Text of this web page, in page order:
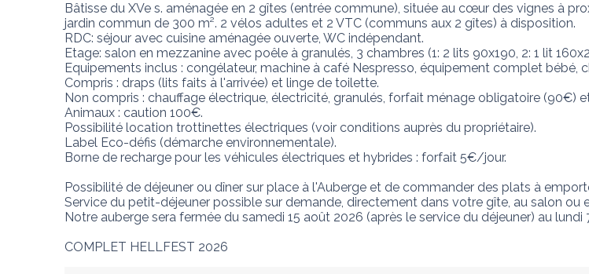
Bâtisse du XVe s. aménagée en 2 gîtes (entrée commune), située au cœur des vignes à
jardin commun de 300 m². 2 vélos adultes et 2 VTC (communs aux 2 gîtes) à disposition.
RDC: séjour avec cuisine aménagée ouverte, WC indépendant.
Etage: salon en mezzanine avec poêle à granulés, 3 chambres (1: 2 lits 90x190, 2: 1 lit
Equipements inclus : congélateur, machine à café Nespresso, équipement complet bébé,
Compris : draps (lits faits à l'arrivée) et linge de toilette.
Non compris : chauffage électrique, électricité, granulés, forfait ménage obligatoire (90€)
Animaux : caution 100€.
Possibilité location trottinettes électriques (voir conditions auprès du propriétaire).
Label Eco-défis (démarche environnementale).
Borne de recharge pour les véhicules électriques et hybrides : forfait 5€/jour.
Possibilité de déjeuner ou dîner sur place à l'Auberge et de commander des plats à
Service du petit-déjeuner possible sur demande, directement dans votre gîte, au salon ou
Notre auberge sera fermée du samedi 15 août 2026 (après le service du déjeuner) au
COMPLET HELLFEST 2026